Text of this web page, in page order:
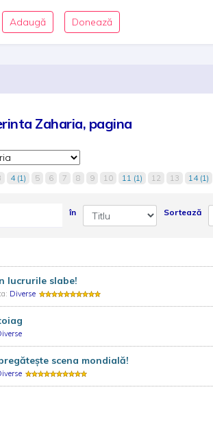
Adaugă Donează
Zaharia, pagina
4 (1) 5 6 7 8 9 10 11 (1) 12 13 14 (1)
în Sortează
lucrurile slabe!
Diverse
scena mondială!